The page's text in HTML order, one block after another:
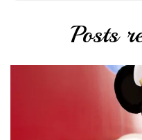
Posts